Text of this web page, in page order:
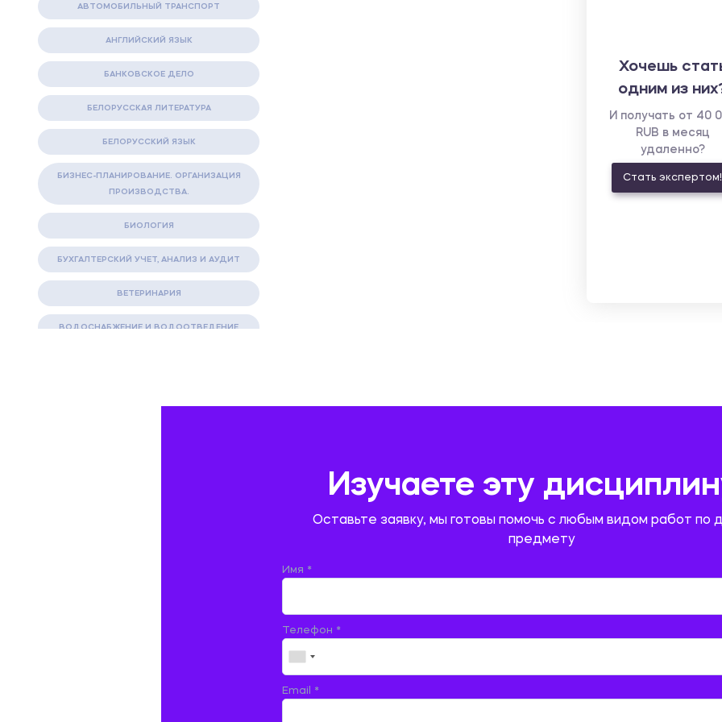
АВТОМОБИЛЬНЫЙ ТРАНСПОРТ
АНГЛИЙСКИЙ ЯЗЫК
БАНКОВСКОЕ ДЕЛО
БЕЛОРУССКАЯ ЛИТЕРАТУРА
БЕЛОРУССКИЙ ЯЗЫК
БИЗНЕС-ПЛАНИРОВАНИЕ. ОРГАНИЗАЦИЯ
ПРОИЗВОДСТВА.
БИОЛОГИЯ
БУХГАЛТЕРСКИЙ УЧЕТ, АНАЛИЗ И АУДИТ
ВЕТЕРИНАРИЯ
ВОДОСНАБЖЕНИЕ И ВОДООТВЕДЕНИЕ
Хочешь
одним из
И получать от 40
RUB в месяц
удаленно?
Стать экспертом!
Изучаете эту
Оставьте заявку, мы готовы помочь с любым видом работ по
предмету
Имя *
Телефон *
Email *